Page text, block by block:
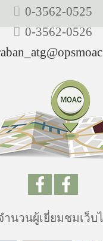
0-3562-0525
0-3562-0526
ำนวนผู้เยี่ยมชมเว็บ